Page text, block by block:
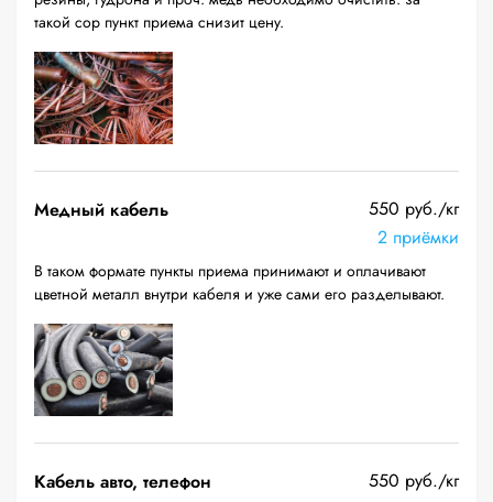
такой сор пункт приема снизит цену.
Медный кабель
550 руб./кг
2 приёмки
В таком формате пункты приема принимают и оплачивают
цветной металл внутри кабеля и уже сами его разделывают.
Кабель авто, телефон
550 руб./кг